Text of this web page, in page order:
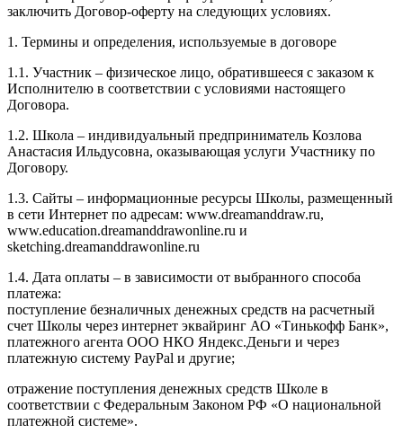
заключить Договор-оферту на следующих условиях.
1. Термины и определения, используемые в договоре
1.1. Участник – физическое лицо, обратившееся с заказом к
Исполнителю в соответствии с условиями настоящего
Договора.
1.2. Школа – индивидуальный предприниматель Козлова
Анастасия Ильдусовна, оказывающая услуги Участнику по
Договору.
1.3. Сайты – информационные ресурсы Школы, размещенный
в сети Интернет по адресам: www.dreamanddraw.ru,
www.education.dreamanddrawonline.ru и
sketching.dreamanddrawonline.ru
1.4. Дата оплаты – в зависимости от выбранного способа
платежа:
поступление безналичных денежных средств на расчетный
счет Школы через интернет эквайринг АО «Тинькофф Банк»,
платежного агента ООО НКО Яндекс.Деньги и через
платежную систему PayPal и другие;
отражение поступления денежных средств Школе в
соответствии с Федеральным Законом РФ «О национальной
платежной системе».